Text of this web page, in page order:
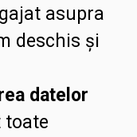
asupra
deschis și
datelor
toate